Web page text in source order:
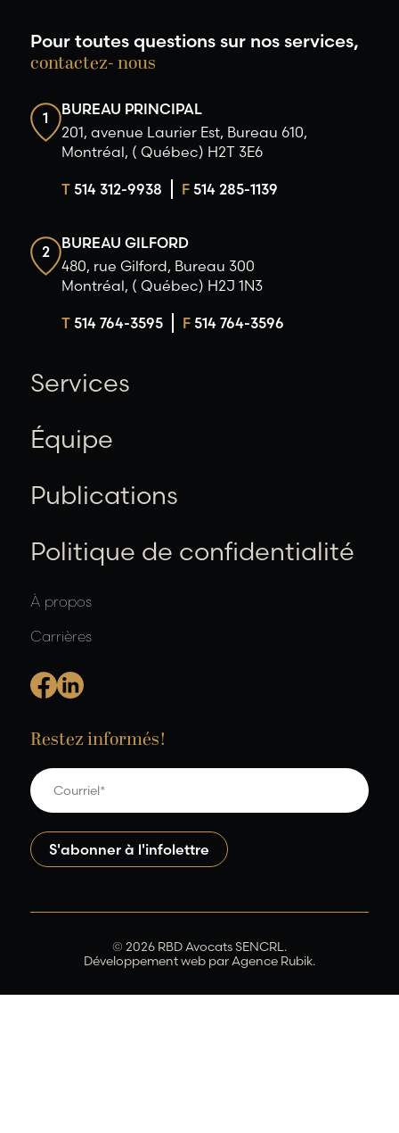
Pour toutes questions sur nos services,
contactez- nous
1
BUREAU PRINCIPAL
201, avenue Laurier Est, Bureau 610,
Montréal, ( Québec) H2T 3E6
T514 312-9938 F514 285-1139
2
BUREAU GILFORD
480, rue Gilford, Bureau 300
Montréal, ( Québec) H2J 1N3
T514 764-3595 F514 764-3596
Services
Équipe
Publications
Politique de confidentialité
À propos
Carrières
Restez informés!
© 2026 RBD Avocats SENCRL.
Développement web parAgence Rubik.